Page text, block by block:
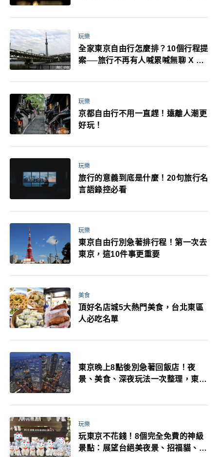
萬！注意事項一次看！
玩樂
全家東京自由行怎麼排？10個行程提
案──旅行不再有人喊累喊無聊 X 爸
玩樂
京都自由行不用一直趕！遠離人潮更
好玩！
玩樂
旅行的意義到底是什麼！20句旅行名
言語錄控必看
玩樂
東京自由行別急著排行程！第一次去
東京，這10件事更重要
美食
頂好名店城5大熱門美食，台北東區
人必吃名單
東京晚上8點後別急著回飯店！夜
景、美食、深夜玩法一次整理，東京
玩樂
玩東京不花錢！8個完全免費的神級
景點：展望台絕美夜景、招福貓、皇